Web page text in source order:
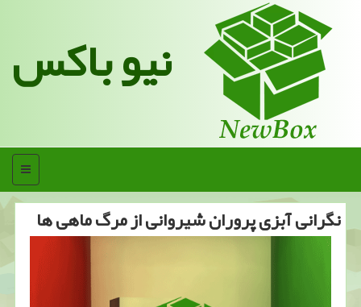
نیو باکس
منو
نگرانی آبزی پروران شیروانی از مرگ ماهی ها